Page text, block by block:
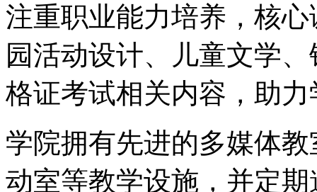
注重职业能力培养，核
园活动设计、儿童文学
格证考试相关内容，助
学院拥有先进的多媒体
动室等教学设施，并定